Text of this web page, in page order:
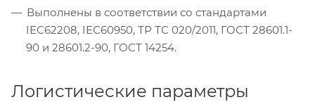
Выполнены в соответствии со стандартами
IEC62208, IEC60950, ТР ТС 020/2011, ГОСТ 28601.1-
90 и 28601.2-90, ГОСТ 14254.
Логистические параметры